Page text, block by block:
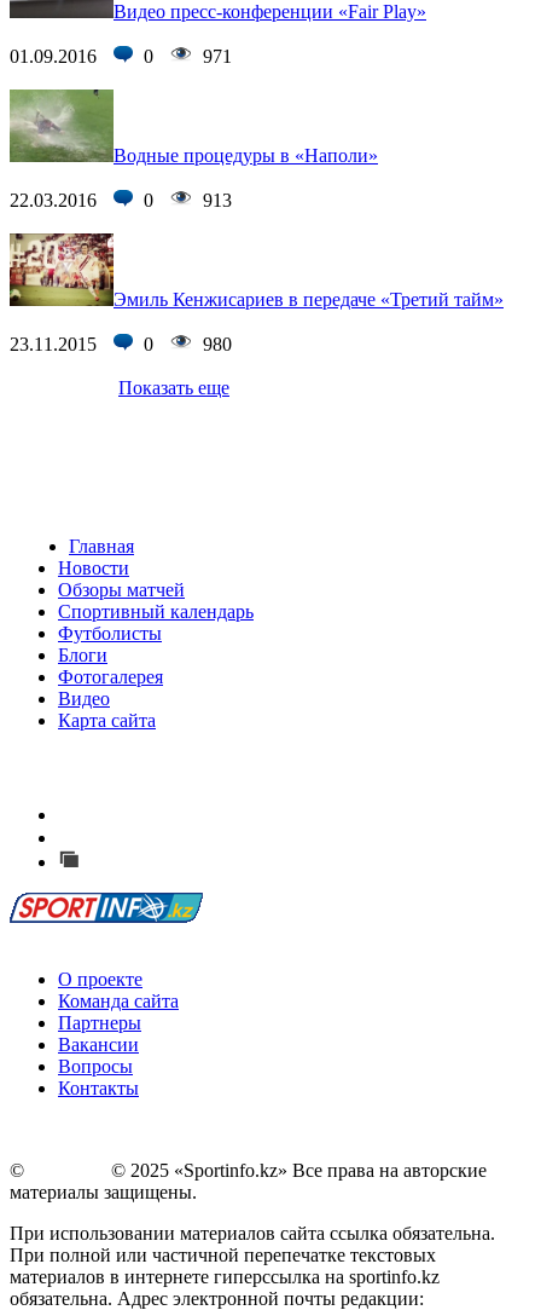
Видео пресс-конференции «Fair Play»
01.09.2016 0 971
Водные процедуры в «Наполи»
22.03.2016 0 913
Эмиль Кенжисариев в передаче «Третий тайм»
23.11.2015 0 980
Показать еще
Главная
Новости
Обзоры матчей
Спортивный календарь
Футболисты
Блоги
Фотогалерея
Видео
Карта сайта
О проекте
Команда сайта
Партнеры
Вакансии
Вопросы
Контакты
©
© 2025 «Sportinfo.kz» Все права на авторские
материалы защищены.
При использовании материалов сайта ссылка обязательна.
При полной или частичной перепечатке текстовых
материалов в интернете гиперссылка на sportinfo.kz
обязательна. Адрес электронной почты редакции: